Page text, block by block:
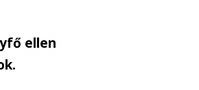
ellen